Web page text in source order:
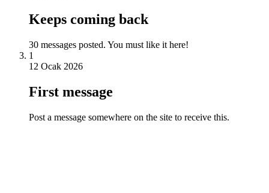
Keeps coming back
30 messages posted. You must like it here!
1
12 Ocak 2026
First message
Post a message somewhere on the site to receive this.